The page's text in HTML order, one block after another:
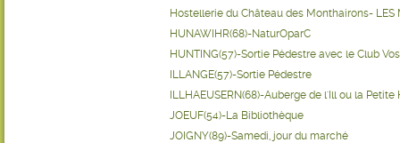
Hostellerie du Château des Monthairons- LES
HUNAWIHR(68)-NaturOparC
HUNTING(57)-Sortie Pédestre avec le Club
ILLANGE(57)-Sortie Pédestre
ILLHAEUSERN(68)-Auberge de l'Ill ou la
JOEUF(54)-La Bibliothèque
JOIGNY(89)-Samedi, jour du marché